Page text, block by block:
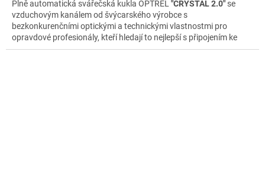
Plně automatická svářečská kukla OPTREL "CRYSTAL 2.0" se
vzduchovým kanálem od švýcarského výrobce s
bezkonkurenčními optickými a technickými vlastnostmi pro
opravdové profesionály, kteří hledají to nejlepší s připojením ke
špičkovým filtroventilačním jednotkám CleanAir 👨‍🏭🛡️🔥